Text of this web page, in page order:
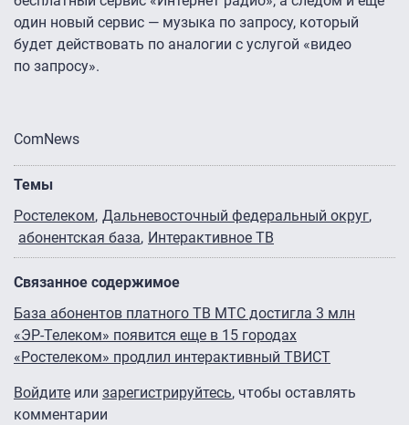
один новый сервис — музыка по запросу, который
будет действовать по аналогии с услугой «видео
по запросу».
ComNews
Темы
Ростелеком Дальневосточный федеральный округ
абонентская база
Интерактивное ТВ
Связанное содержимое
База абонентов платного ТВ МТС достигла 3 млн
«ЭР-Телеком» появится еще в 15 городах
«Ростелеком» продлил интерактивный ТВИСТ
Войдите или зарегистрируйтесь, чтобы оставлять
комментарии